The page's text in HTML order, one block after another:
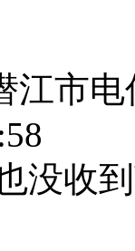
江市
没收